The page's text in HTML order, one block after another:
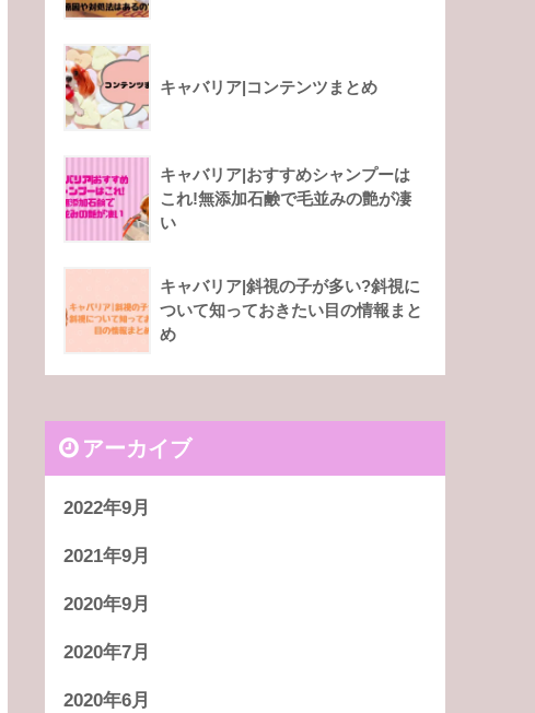
キャバリア|コンテンツまとめ
キャバリア|おすすめシャンプーは
これ!無添加石鹸で毛並みの艶が凄
い
キャバリア|斜視の子が多い?斜視に
ついて知っておきたい目の情報まと
め
アーカイブ
2022年9月
2021年9月
2020年9月
2020年7月
2020年6月